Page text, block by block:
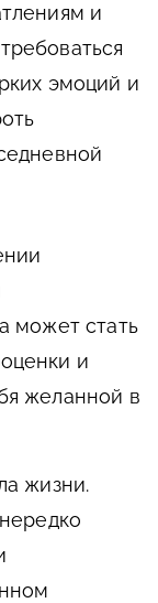
и
эмоций и
может стать
и
желанной в
жизни.